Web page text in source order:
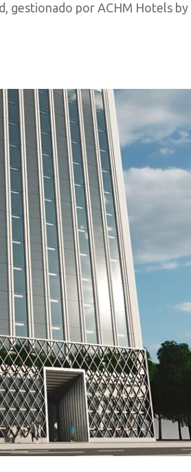
gestionado por ACHM Hotels